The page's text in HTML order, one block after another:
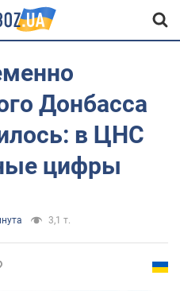
Донбасса
в ЦНС
цифры
3,1 т.